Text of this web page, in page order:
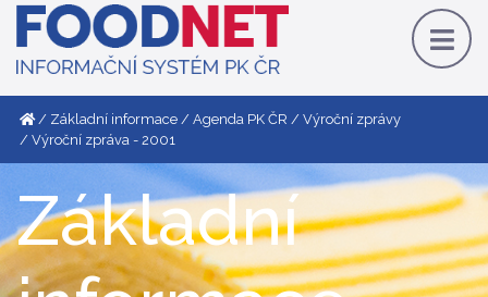
Základní informace Agenda PK ČR
Výroční zprávy
Výroční zpráva - 2001
Základní